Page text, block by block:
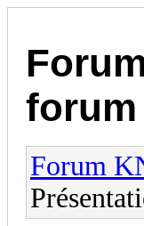
forum
Forum